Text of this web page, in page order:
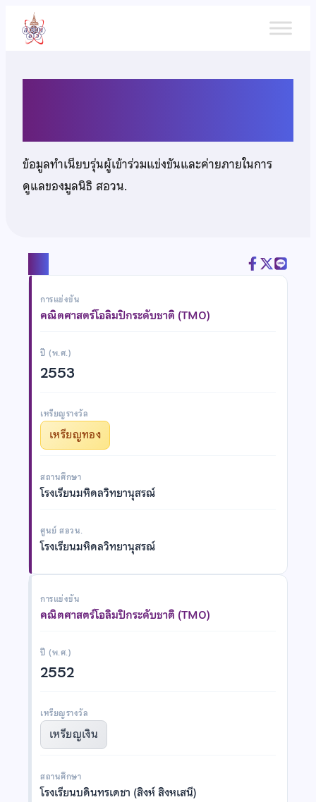
เนื้อหา
ข้อมูลทำเนียบรุ่นผู้เข้าร่วมแข่งขันและค่ายภายในการ
ดูแลของมูลนิธิ สอวน.
การแข่งขัน
คณิตศาสตร์โอลิมปิกระดับชาติ (TMO)
ปี (พ.ศ.)
2553
เหรียญรางวัล
เหรียญทอง
สถานศึกษา
โรงเรียนมหิดลวิทยานุสรณ์
ศูนย์ สอวน.
โรงเรียนมหิดลวิทยานุสรณ์
การแข่งขัน
คณิตศาสตร์โอลิมปิกระดับชาติ (TMO)
ปี (พ.ศ.)
2552
เหรียญรางวัล
เหรียญเงิน
สถานศึกษา
โรงเรียนบดินทรเดชา (สิงห์ สิงหเสนี)